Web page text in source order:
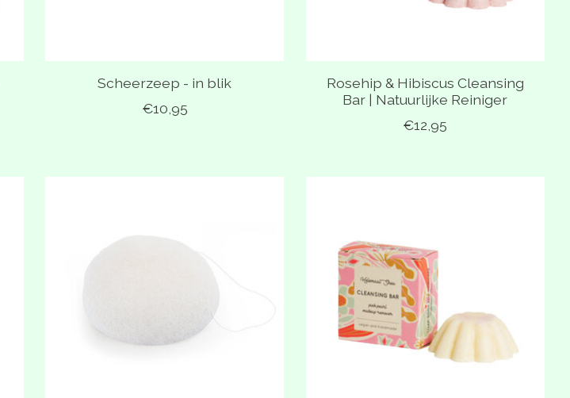
Scheerzeep - in blik
€10,95
Rosehip & Hibiscus Cleansing
Bar | Natuurlijke Reiniger
€12,95